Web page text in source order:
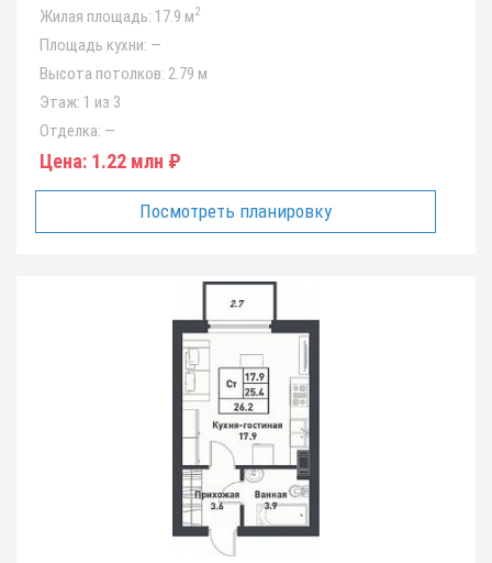
Жилая площадь: 17.9 м2
Площадь кухни: —
Высота потолков: 2.79 м
Этаж: 1 из 3
Отделка: —
Цена: 1.22 млн ₽
Посмотреть планировку